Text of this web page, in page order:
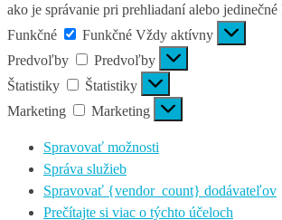
ako je správanie pri prehliadaní alebo
Funkčné
Funkčné Vždy aktívny
Predvoľby
Predvoľby
Štatistiky
Štatistiky
Marketing
Marketing
Spravovať možnosti
Správa služieb
Spravovať {vendor_count} dodávateľov
Prečítajte si viac o týchto účeloch